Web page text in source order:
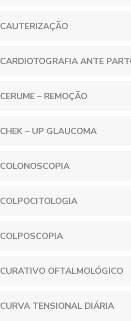
CAUTERIZAÇÃO
CARDIOTOGRAFIA ANTE
CERUME – REMOÇÃO
CHEK – UP GLAUCOMA
COLONOSCOPIA
COLPOCITOLOGIA
COLPOSCOPIA
CURATIVO OFTALMOLÓGICO
CURVA TENSIONAL DIÁRIA